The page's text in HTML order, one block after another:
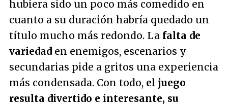
hubiera sido un poco más comedido en
cuanto a su duración habría quedado un
título mucho más redondo. La falta de
variedad en enemigos, escenarios y
secundarias pide a gritos una experiencia
más condensada. Con todo, el juego
resulta divertido e interesante, su